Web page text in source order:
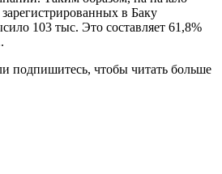
в Баку
103 тыс. Это составляет 61,8%
подпишитесь, чтобы читать больше